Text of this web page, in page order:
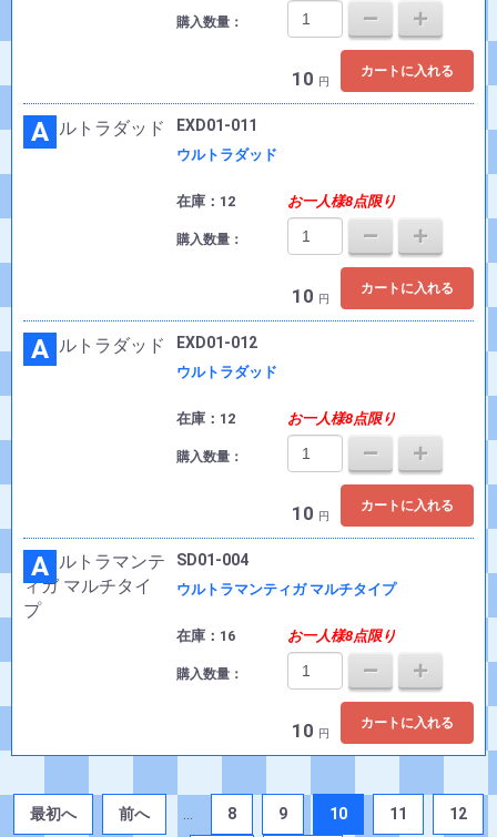
購入数量：
10 円
カートに入れる
A EXD01-011
ウルトラダッド
在庫：12 お一人様8点限り
購入数量：
10 円
カートに入れる
A EXD01-012
ウルトラダッド
在庫：12 お一人様8点限り
購入数量：
10 円
カートに入れる
A SD01-004
ウルトラマンティガ マルチタイプ
在庫：16 お一人様8点限り
購入数量：
10 円
カートに入れる
最初へ 前へ 8 9 10 11 12